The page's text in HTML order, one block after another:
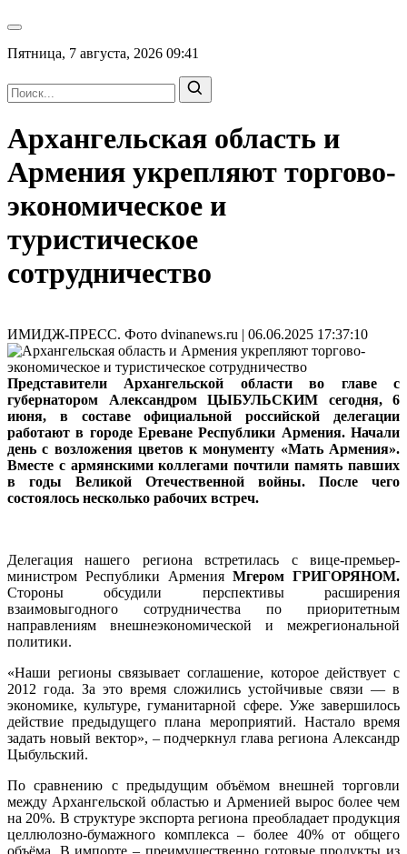
Пятница, 7 августа, 2026 09:41
Архангельская область и
Армения укрепляют торгово-
экономическое и
туристическое
сотрудничество
ИМИДЖ-ПРЕСС. Фото dvinanews.ru | 06.06.2025 17:37:10
Представители Архангельской области во главе с
губернатором Александром ЦЫБУЛЬСКИМ сегодня, 6
июня, в составе официальной российской делегации
работают в городе Ереване Республики Армения. Начали
день с возложения цветов к монументу «Мать Армения».
Вместе с армянскими коллегами почтили память павших
в годы Великой Отечественной войны. После чего
состоялось несколько рабочих встреч.
Делегация нашего региона встретилась с вице-премьер-
министром Республики Армения Мгером ГРИГОРЯНОМ.
Стороны обсудили перспективы расширения
взаимовыгодного сотрудничества по приоритетным
направлениям внешнеэкономической и межрегиональной
политики.
«Наши регионы связывает соглашение, которое действует с
2012 года. За это время сложились устойчивые связи — в
экономике, культуре, гуманитарной сфере. Уже завершилось
действие предыдущего плана мероприятий. Настало время
задать новый вектор», – подчеркнул глава региона Александр
Цыбульский.
По сравнению с предыдущим объёмом внешней торговли
между Архангельской областью и Арменией вырос более чем
на 20%. В структуре экспорта региона преобладает продукция
целлюлозно-бумажного комплекса – более 40% от общего
объёма. В импорте – преимущественно готовые продукты из